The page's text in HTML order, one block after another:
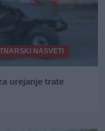
NASVETI
urejanje trate